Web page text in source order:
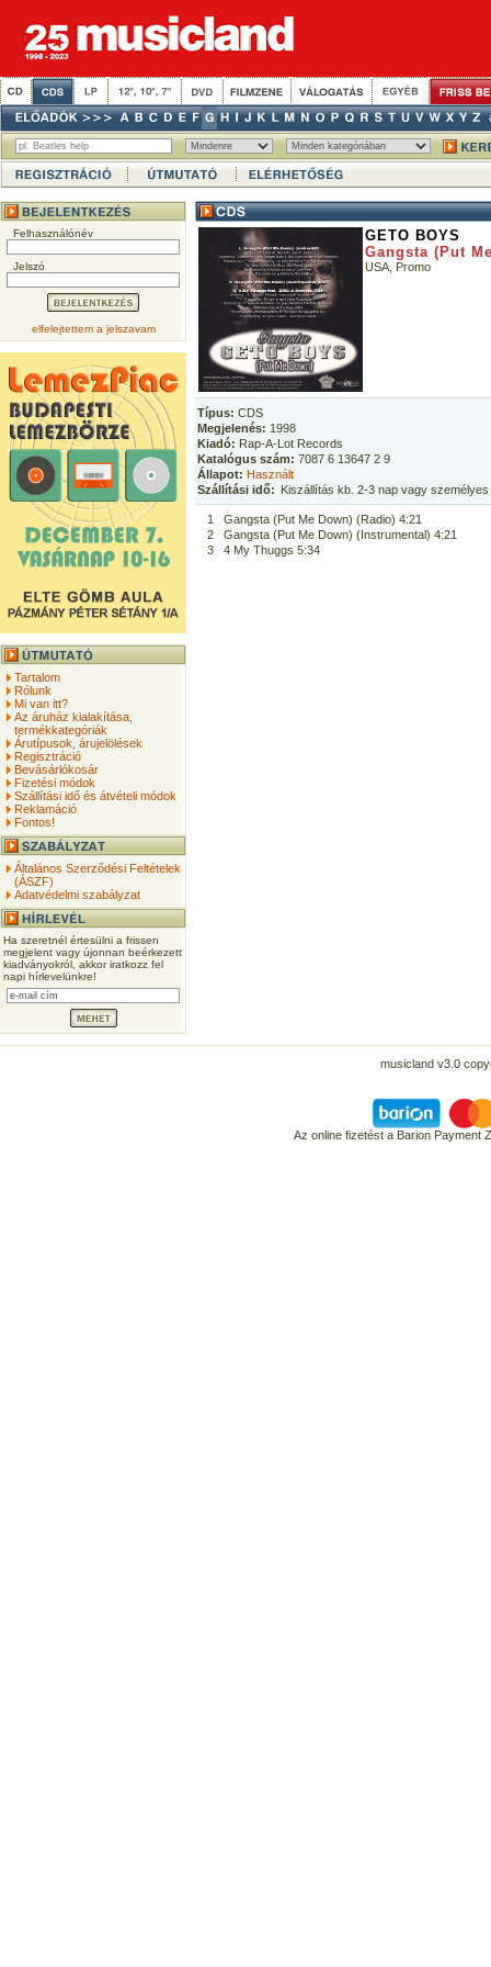
Felhasználónév
Jelszó
elfelejtettem a jelszavam
Tartalom
Rólunk
Mi van itt?
Az áruház kialakítása,
termékkategóriák
Árutípusok, árujelölések
Regisztráció
Bevásárlókosár
Fizetési módok
Szállítási idő és átvételi módok
Reklamáció
Fontos!
Általános Szerződési Feltételek
(ÁSZF)
Adatvédelmi szabályzat
Ha szeretnél értesülni a frissen
megjelent vagy újonnan beérkezett
kiadványokról, akkor iratkozz fel
napi hírlevelünkre!
GETO BOYS
Gangsta (Put
USA, Promo
Típus: CDS
Megjelenés: 1998
Kiadó: Rap-A-Lot Records
Katalógus szám: 7087 6 13647 2 9
Állapot: Használt
Szállítási idő: Kiszállítás kb. 2-3 nap vagy
1
Gangsta (Put Me Down) (Radio) 4:21
2
Gangsta (Put Me Down) (Instrumental) 4:21
3
4 My Thuggs 5:34
musicland v3.0
Az online fizetést a Barion Payment